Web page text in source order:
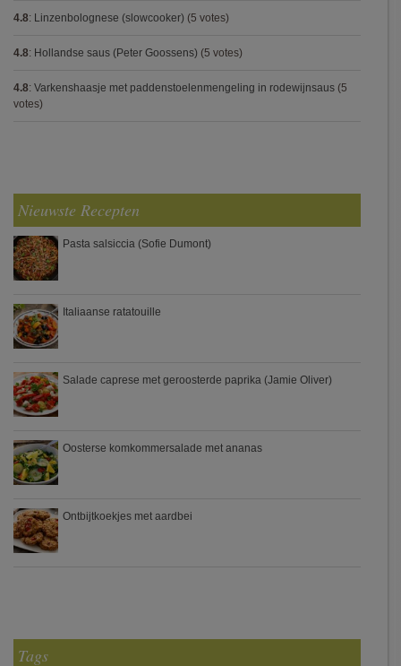
4.8: Linzenbolognese (slowcooker) (5 votes)
4.8: Hollandse saus (Peter Goossens) (5 votes)
4.8: Varkenshaasje met paddenstoelenmengeling in rodewijnsaus (5
votes)
Nieuwste Recepten
Pasta salsiccia (Sofie Dumont)
Italiaanse ratatouille
Salade caprese met geroosterde paprika (Jamie Oliver)
Oosterse komkommersalade met ananas
Ontbijtkoekjes met aardbei
Tags